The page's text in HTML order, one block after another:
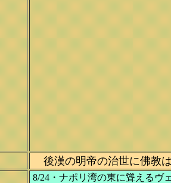
後漢の明帝の治世に佛教
8/24・ナポリ湾の東に聳えるヴ